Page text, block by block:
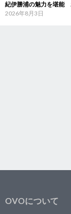
紀伊勝浦の魅力を堪能
2026年8月3日
OVOについて